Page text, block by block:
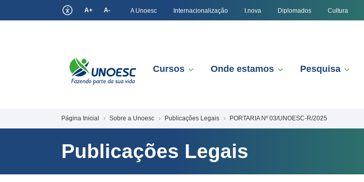
A+ A- A Unoesc Internacionalização I.nova Diplomados Cultura
Cursos Onde estamos Pesquisa
Página Inicial Sobre a Unoesc Publicações Legais PORTARIA Nº 03/UNOESC-R/2025
Publicações Legais